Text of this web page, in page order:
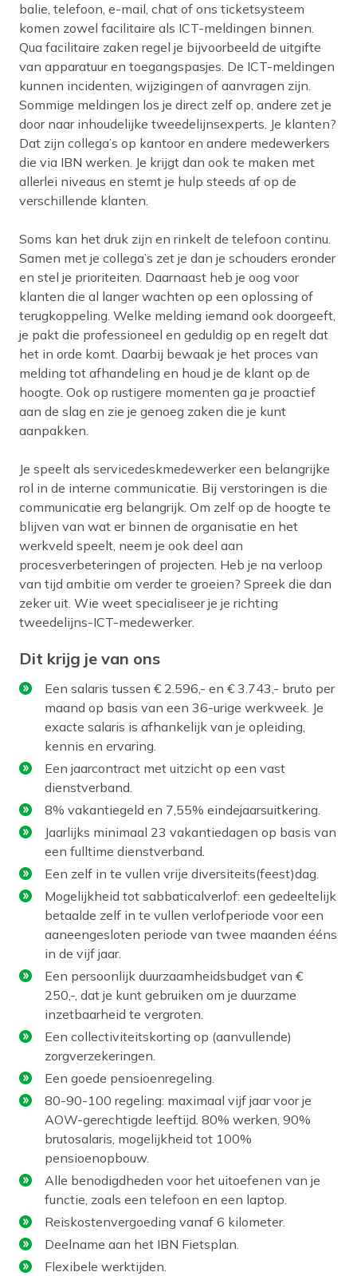
balie, telefoon, e-mail, chat of ons ticketsysteem
komen zowel facilitaire als ICT-meldingen binnen.
Qua facilitaire zaken regel je bijvoorbeeld de uitgifte
van apparatuur en toegangspasjes. De ICT-meldingen
kunnen incidenten, wijzigingen of aanvragen zijn.
Sommige meldingen los je direct zelf op, andere zet je
door naar inhoudelijke tweedelijnsexperts. Je klanten?
Dat zijn collega’s op kantoor en andere medewerkers
die via IBN werken. Je krijgt dan ook te maken met
allerlei niveaus en stemt je hulp steeds af op de
verschillende klanten.
Soms kan het druk zijn en rinkelt de telefoon continu.
Samen met je collega’s zet je dan je schouders eronder
en stel je prioriteiten. Daarnaast heb je oog voor
klanten die al langer wachten op een oplossing of
terugkoppeling. Welke melding iemand ook doorgeeft,
je pakt die professioneel en geduldig op en regelt dat
het in orde komt. Daarbij bewaak je het proces van
melding tot afhandeling en houd je de klant op de
hoogte. Ook op rustigere momenten ga je proactief
aan de slag en zie je genoeg zaken die je kunt
aanpakken.
Je speelt als servicedeskmedewerker een belangrijke
rol in de interne communicatie. Bij verstoringen is die
communicatie erg belangrijk. Om zelf op de hoogte te
blijven van wat er binnen de organisatie en het
werkveld speelt, neem je ook deel aan
procesverbeteringen of projecten. Heb je na verloop
van tijd ambitie om verder te groeien? Spreek die dan
zeker uit. Wie weet specialiseer je je richting
tweedelijns-ICT-medewerker.
Dit krijg je van ons
Een salaris tussen € 2.596,- en € 3.743,- bruto per
maand op basis van een 36-urige werkweek. Je
exacte salaris is afhankelijk van je opleiding,
kennis en ervaring.
Een jaarcontract met uitzicht op een vast
dienstverband.
8% vakantiegeld en 7,55% eindejaarsuitkering.
Jaarlijks minimaal 23 vakantiedagen op basis van
een fulltime dienstverband.
Een zelf in te vullen vrije diversiteits(feest)dag.
Mogelijkheid tot sabbaticalverlof: een gedeeltelijk
betaalde zelf in te vullen verlofperiode voor een
aaneengesloten periode van twee maanden ééns
in de vijf jaar.
Een persoonlijk duurzaamheidsbudget van €
250,-, dat je kunt gebruiken om je duurzame
inzetbaarheid te vergroten.
Een collectiviteitskorting op (aanvullende)
zorgverzekeringen.
Een goede pensioenregeling.
80-90-100 regeling: maximaal vijf jaar voor je
AOW-gerechtigde leeftijd. 80% werken, 90%
brutosalaris, mogelijkheid tot 100%
pensioenopbouw.
Alle benodigdheden voor het uitoefenen van je
functie, zoals een telefoon en een laptop.
Reiskostenvergoeding vanaf 6 kilometer.
Deelname aan het IBN Fietsplan.
Flexibele werktijden.